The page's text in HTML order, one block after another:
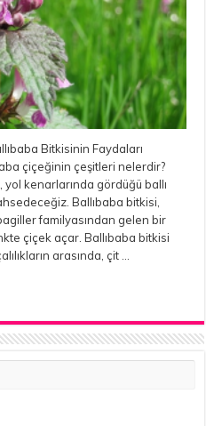
Bitkisinin Faydaları
çiçeğinin çeşitleri nelerdir?
kenarlarında gördüğü ballı
Ballıbaba bitkisi,
familyasından gelen bir
çiçek açar. Ballıbaba bitkisi
arasında, çit …